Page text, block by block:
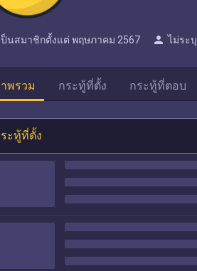
ป็นสมาชิกตั้งแต่ พฤษภาคม 2567 person ไม่ระบุ
พรวม กระทู้ที่ตั้ง กระทู้ที่ตอบ
ะทู้ที่ตั้ง